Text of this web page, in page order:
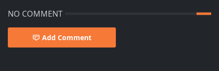
NO COMMENT
Add Comment